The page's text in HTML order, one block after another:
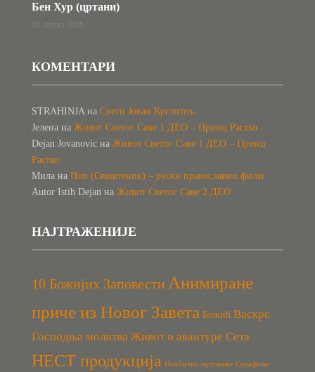
Бен Хур (цртани)
10. април 2016.
КОМЕНТАРИ
STRAHINJAна Свети Јован Крститељ
Јеленана Живот Светог Саве 1.ДЕО – Принц Растко
Dejan Jovanovicна Живот Светог Саве 1.ДЕО – Принц
Растко
Милана Поп (Свештеник) – руски православни филм
Autor Istih Dejanна Живот Светог Саве 2.ДЕО
НАЈТРАЖЕНИЈЕ
10 Божијих Заповести Анимиране
приче из Новог Завета Божић Васкрс
Господња молитва Живот и авантуре Сета
НЕСТ продукција Необично путовање Серафиме